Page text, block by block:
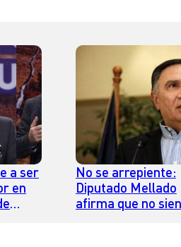
a ser
en
No se arrepiente:
Diputado Mellado
afirma que no